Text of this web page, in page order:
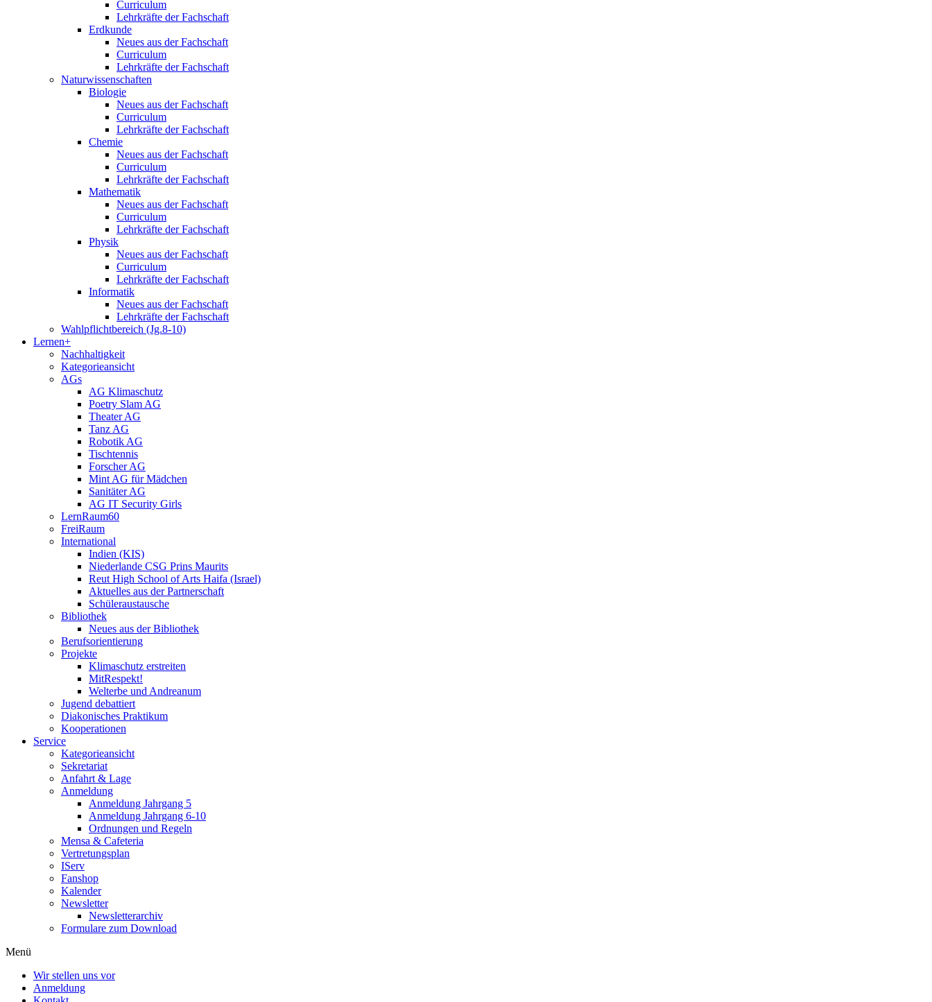
Curriculum
Lehrkräfte der Fachschaft
Erdkunde
Neues aus der Fachschaft
Curriculum
Lehrkräfte der Fachschaft
Naturwissenschaften
Biologie
Neues aus der Fachschaft
Curriculum
Lehrkräfte der Fachschaft
Chemie
Neues aus der Fachschaft
Curriculum
Lehrkräfte der Fachschaft
Mathematik
Neues aus der Fachschaft
Curriculum
Lehrkräfte der Fachschaft
Physik
Neues aus der Fachschaft
Curriculum
Lehrkräfte der Fachschaft
Informatik
Neues aus der Fachschaft
Lehrkräfte der Fachschaft
Wahlpflichtbereich (Jg.8-10)
Lernen+
Nachhaltigkeit
Kategorieansicht
AGs
AG Klimaschutz
Poetry Slam AG
Theater AG
Tanz AG
Robotik AG
Tischtennis
Forscher AG
Mint AG für Mädchen
Sanitäter AG
AG IT Security Girls
LernRaum60
FreiRaum
International
Indien (KIS)
Niederlande CSG Prins Maurits
Reut High School of Arts Haifa (Israel)
Aktuelles aus der Partnerschaft
Schüleraustausche
Bibliothek
Neues aus der Bibliothek
Berufsorientierung
Projekte
Klimaschutz erstreiten
MitRespekt!
Welterbe und Andreanum
Jugend debattiert
Diakonisches Praktikum
Kooperationen
Service
Kategorieansicht
Sekretariat
Anfahrt & Lage
Anmeldung
Anmeldung Jahrgang 5
Anmeldung Jahrgang 6-10
Ordnungen und Regeln
Mensa & Cafeteria
Vertretungsplan
IServ
Fanshop
Kalender
Newsletter
Newsletterarchiv
Formulare zum Download
Menü
Wir stellen uns vor
Anmeldung